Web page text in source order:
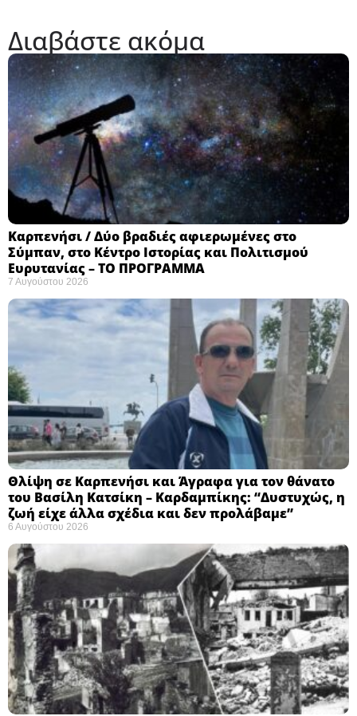
Διαβάστε ακόμα
Καρπενήσι / Δύο βραδιές αφιερωμένες στο
Σύμπαν, στο Κέντρο Ιστορίας και Πολιτισμού
Ευρυτανίας – ΤΟ ΠΡΟΓΡΑΜΜΑ
7 Αυγούστου 2026
Θλίψη σε Καρπενήσι και Άγραφα για τον θάνατο
του Βασίλη Κατσίκη – Καρδαμπίκης: “Δυστυχώς, η
ζωή είχε άλλα σχέδια και δεν προλάβαμε”
6 Αυγούστου 2026